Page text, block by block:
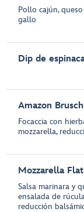
Pollo cajún,
gallo
Dip de
Amazon
Focaccia con
mozzarella,
Mozzarella
Salsa marinara y
ensalada de
reducción